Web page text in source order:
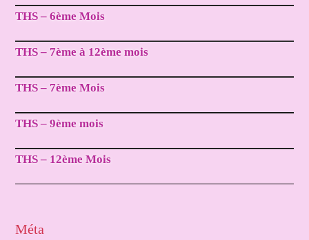
THS – 6ème Mois
THS – 7ème à 12ème mois
THS – 7ème Mois
THS – 9ème mois
THS – 12ème Mois
Méta